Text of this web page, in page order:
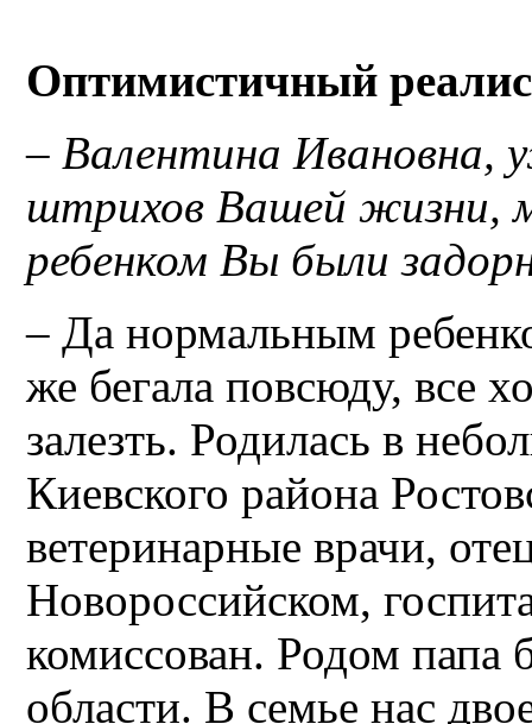
Оптимистичный
– Валентина Ивановна,
штрихов Вашей жизни,
ребенком Вы были
– Да нормальным
же бегала повсюду, все
залезть. Родилась в
Киевского района
ветеринарные врачи,
Новороссийском,
комиссован. Родом папа
области. В семье нас